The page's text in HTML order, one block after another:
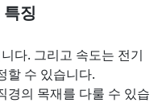
징
다. 그리고 속도는 전기
할 수 있습니다.
경의 목재를 다룰 수 있습